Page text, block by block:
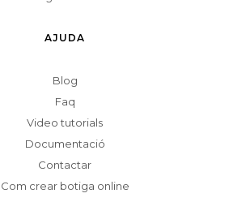
AJUDA
Blog
Faq
Video tutorials
Documentació
Contactar
Com crear botiga online